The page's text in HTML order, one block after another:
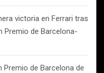
victoria en Ferrari tras
Premio de Barcelona-
Premio de Barcelona de